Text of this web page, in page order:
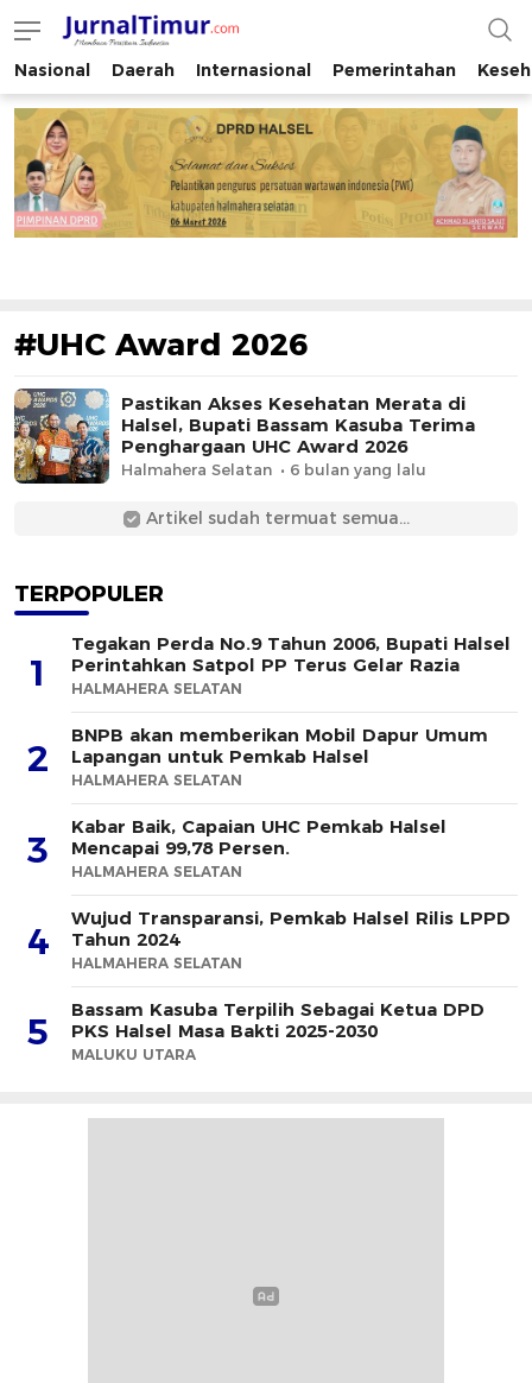
JurnalTimur.com
Membaca Peristiwa Indonesia
Nasional Daerah Internasional Pemerintahan
#UHC Award 2026
Pastikan Akses Kesehatan Merata di
Halsel, Bupati Bassam Kasuba Terima
Penghargaan UHC Award 2026
Halmahera Selatan 6 bulan yang lalu
Artikel sudah termuat semua...
TERPOPULER
1
Tegakan Perda No.9 Tahun 2006, Bupati Halsel
Perintahkan Satpol PP Terus Gelar Razia
HALMAHERA SELATAN
2
BNPB akan memberikan Mobil Dapur Umum
Lapangan untuk Pemkab Halsel
HALMAHERA SELATAN
3
Kabar Baik, Capaian UHC Pemkab Halsel
Mencapai 99,78 Persen.
HALMAHERA SELATAN
4
Wujud Transparansi, Pemkab Halsel Rilis LPPD
Tahun 2024
HALMAHERA SELATAN
5
Bassam Kasuba Terpilih Sebagai Ketua DPD
PKS Halsel Masa Bakti 2025-2030
MALUKU UTARA